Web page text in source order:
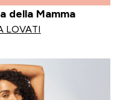
della Mamma
LOVATI